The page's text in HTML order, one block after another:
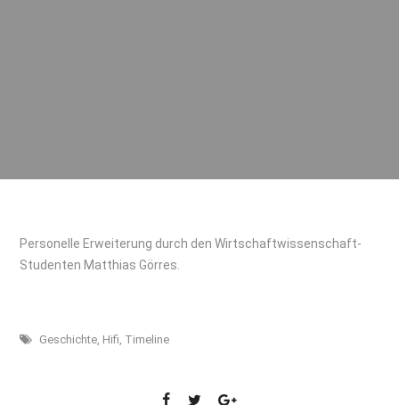
Personelle Erweiterung durch den Wirtschaftwissenschaft-
Studenten Matthias Görres.
Geschichte, Hifi, Timeline